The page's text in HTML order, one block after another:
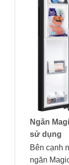
Ngăn
sử dụng
Bên cạnh
ngăn